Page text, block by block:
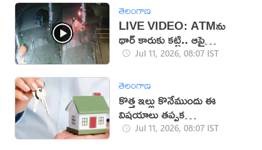
తెలంగాణ
LIVE VIDEO: ATMను
థార్ కారుకు కట్టి.. ఆపై
దోచేశారు
Jul 11, 2026, 08:07 IST
తెలంగాణ
కొత్త ఇల్లు కొనేముందు ఈ
విషయాలు తప్పక
పరిశీలించండి!
Jul 11, 2026, 08:07 IST